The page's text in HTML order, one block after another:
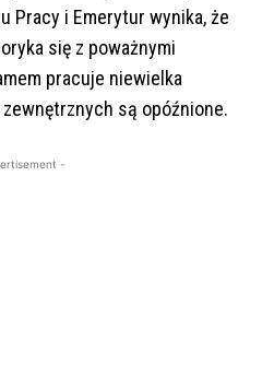
Pracy i Emerytur wynika, że
się z poważnymi
pracuje niewielka
są opóźnione.
-